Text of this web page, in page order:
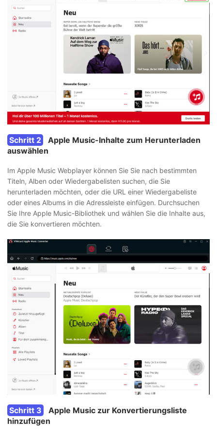
Schritt 2
Apple Music-Inhalte zum Herunterladen
auswählen
Im Apple Music Webplayer können Sie Sie nach bestimmten
Titeln, Alben oder Wiedergabelisten suchen, die Sie
herunterladen möchten, oder die URL einer Wiedergabeliste
oder eines Albums in die Adressleiste einfügen. Durchsuchen
Sie Ihre Apple Music-Bibliothek und wählen Sie die Inhalte aus,
die Sie konvertieren möchten.
Schritt 3
Apple Music zur Konvertierungsliste
hinzufügen